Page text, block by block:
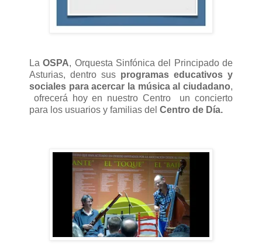
LaOSPA, Orquesta Sinfónica del Principado de
Asturias, dentro sus programas educativos y
sociales para acercar la música al ciudadano,
ofrecerá hoy en nuestro Centro un concierto
para los usuarios y familias del Centro de Día.